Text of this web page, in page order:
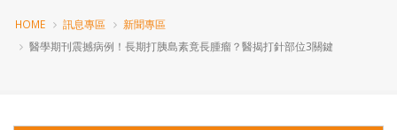
HOME 訊息專區
新聞專區
醫學期刊震撼病例！長期打胰島素竟長腫瘤？醫揭打針部位3關鍵